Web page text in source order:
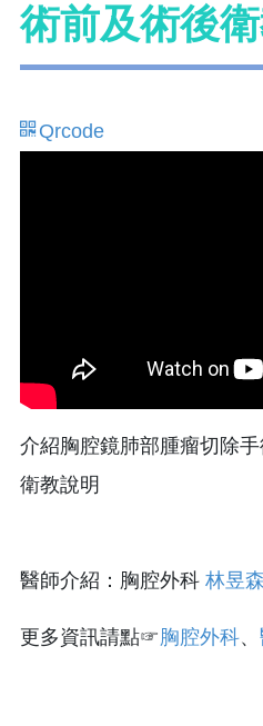
術前及術後
Qrcode
介紹胸腔鏡肺部腫瘤切除
衛教說明
醫師介紹：胸腔外科 林昱
更多資訊請點☞胸腔外科、